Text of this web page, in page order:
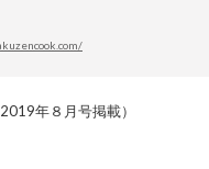
年８月号掲載）